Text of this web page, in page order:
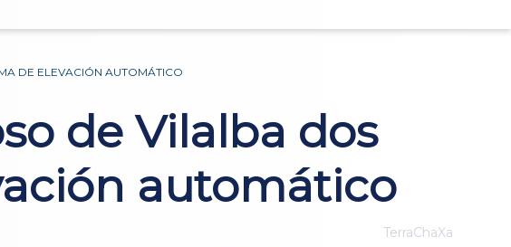
DE ELEVACIÓN AUTOMÁTICO
de Vilalba dos
automático
TerraChaXa